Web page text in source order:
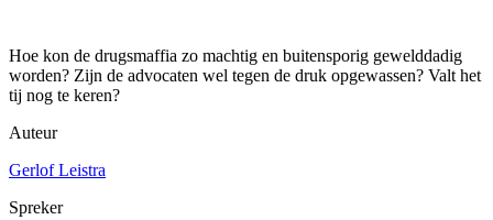
Hoe kon de drugsmaffia zo machtig en buitensporig gewelddadig
worden? Zijn de advocaten wel tegen de druk opgewassen? Valt het
tij nog te keren?
Auteur
Gerlof Leistra
Spreker